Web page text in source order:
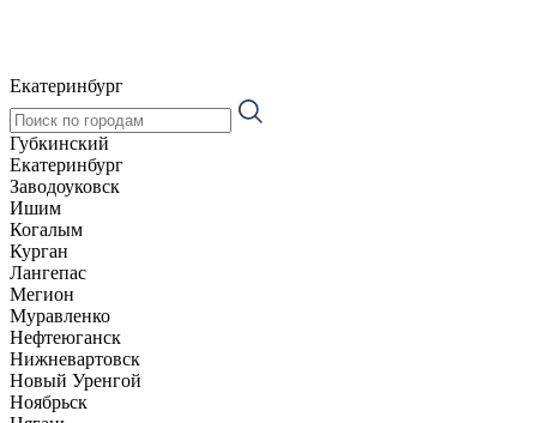
Екатеринбург
Губкинский
Екатеринбург
Заводоуковск
Ишим
Когалым
Курган
Лангепас
Мегион
Муравленко
Нефтеюганск
Нижневартовск
Новый Уренгой
Ноябрьск